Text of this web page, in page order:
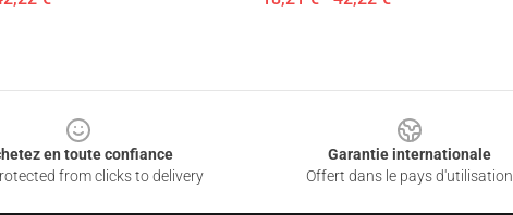
en toute confiance
from clicks to delivery
Garantie internationale
Offert dans le pays d'utilisation